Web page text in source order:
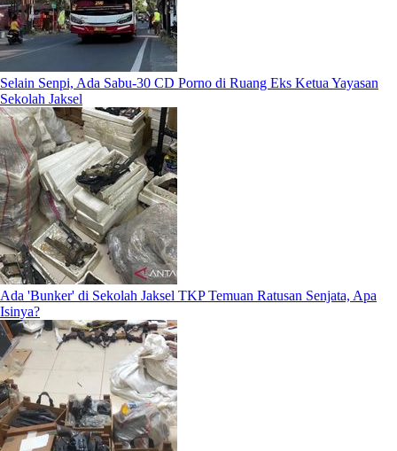
Selain Senpi, Ada Sabu-30 CD Porno di Ruang Eks Ketua Yayasan
Sekolah Jaksel
Ada 'Bunker' di Sekolah Jaksel TKP Temuan Ratusan Senjata, Apa
Isinya?